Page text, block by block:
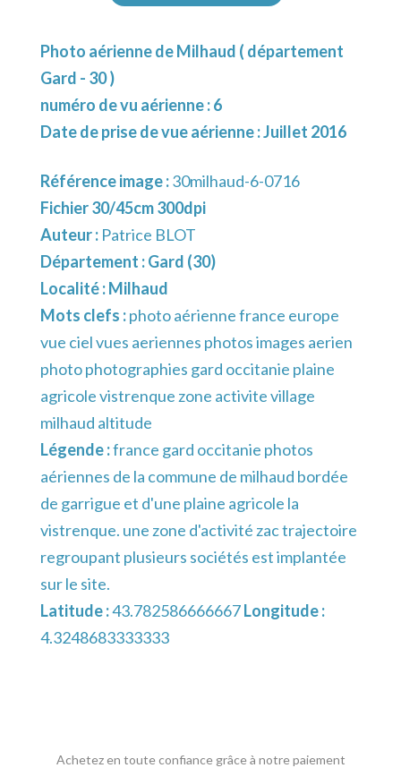
Photo aérienne de Milhaud ( département
Gard - 30 )
numéro de vu aérienne : 6
Date de prise de vue aérienne : Juillet 2016
Référence image :30milhaud-6-0716
Fichier 30/45cm 300dpi
Auteur : Patrice BLOT
Département :Gard (30)
Localité :Milhaud
Mots clefs :photo aérienne france europe
vue ciel vues aeriennes photos images aerien
photo photographies gard occitanie plaine
agricole vistrenque zone activite village
milhaud altitude
Légende :france gard occitanie photos
aériennes de la commune de milhaud bordée
de garrigue et d'une plaine agricole la
vistrenque. une zone d'activité zac trajectoire
regroupant plusieurs sociétés est implantée
sur le site.
Latitude :43.782586666667Longitude :
4.3248683333333
Achetez en toute confiance grâce à notre paiement